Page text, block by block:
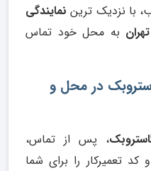
با نزدیک ترین نمایندگی
تهران به محل خود تماس
در محل و
، پس از تماس،
تعمیرکار را برای شما